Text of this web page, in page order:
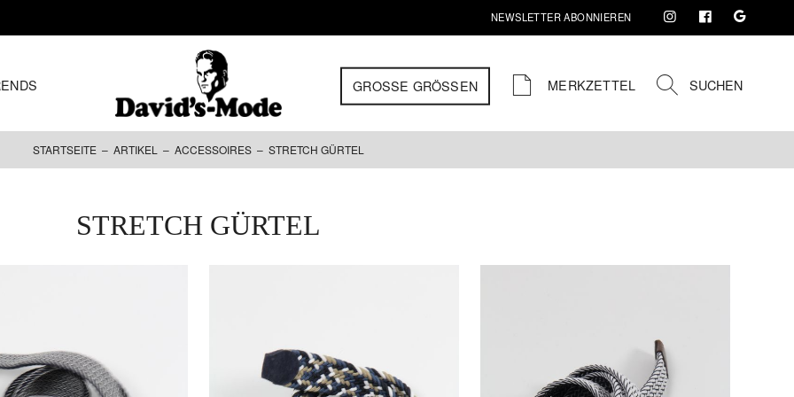
NEWSLETTER ABONNIEREN
GROSSE GRÖSSEN MERKZETTEL SUCHEN
STARTSEITE – ARTIKEL – ACCESSOIRES – STRETCH GÜRTEL
STRETCH GÜRTEL